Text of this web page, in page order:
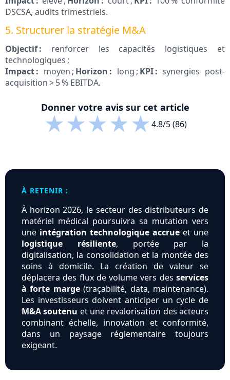
DSCSA, audits trimestriels.
5. Structurer la stratégie M&A
Objectif : renforcer les capacités logistiques et
technologiques ;
Impact : moyen ; Horizon : long ; KPI : synergies post-
acquisition > 5 % EBITDA.
Donner votre avis sur cet article
★★★★★4.8/5 (86)
À RETENIR :
À horizon 2026, le secteur des distributeurs de
matériel médical poursuivra sa mutation vers
une intégration technologique accrue et une
logistique résiliente, portée par la
digitalisation, la consolidation et la montée des
soins à domicile. La création de valeur se
déplacera des flux de volume vers des services
à forte marge(traçabilité, data, maintenance).
Les investisseurs doivent anticiper un cycle de
M&A soutenu et une revalorisation des acteurs
combinant échelle, innovation et conformité,
dans un paysage réglementaire toujours
exigeant.